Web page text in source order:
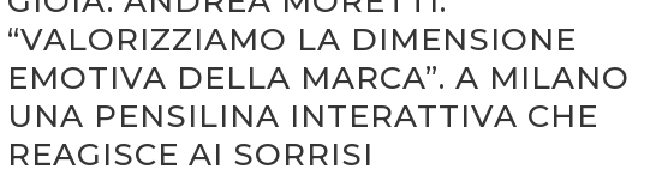
“VALORIZZIAMO LA DIMENSIONE
EMOTIVA DELLA MARCA”. A MILANO
UNA PENSILINA INTERATTIVA CHE
REAGISCE AI SORRISI